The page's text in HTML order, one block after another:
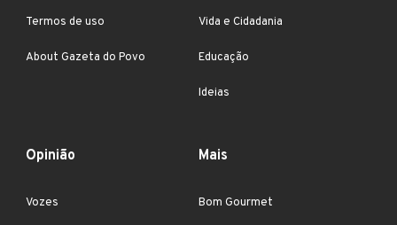
Termos de uso
About Gazeta do Povo
Vida e Cidadania
Educação
Ideias
Opinião
Vozes
Mais
Bom Gourmet